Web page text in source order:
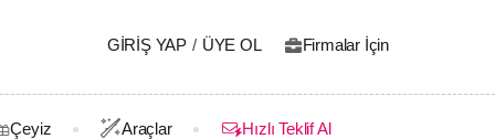
GIRIŞ YAP / ÜYE OL Firmalar İçin
Çeyiz Araçlar Hızlı Teklif Al